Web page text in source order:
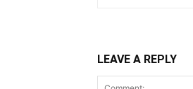
LEAVE A REPLY